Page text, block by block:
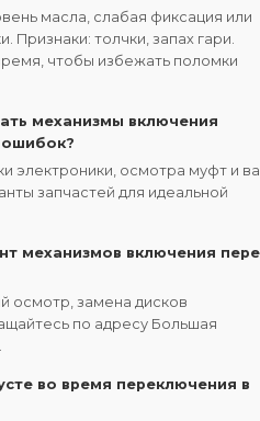
масла, слабая фиксация или
Признаки: толчки, запах гари.
чтобы избежать поломки
механизмы включения
электроники, осмотра муфт и
запчастей для идеальной
механизмов включения
осмотр, замена дисков
по адресу Большая
во время переключения в